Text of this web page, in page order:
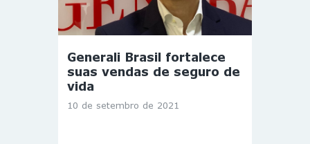
Generali Brasil fortalece
suas vendas de seguro de
vida
10 de setembro de 2021